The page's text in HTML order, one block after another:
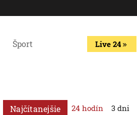
Šport Live 24
Najčítanejšie 24 hodín 3 dni